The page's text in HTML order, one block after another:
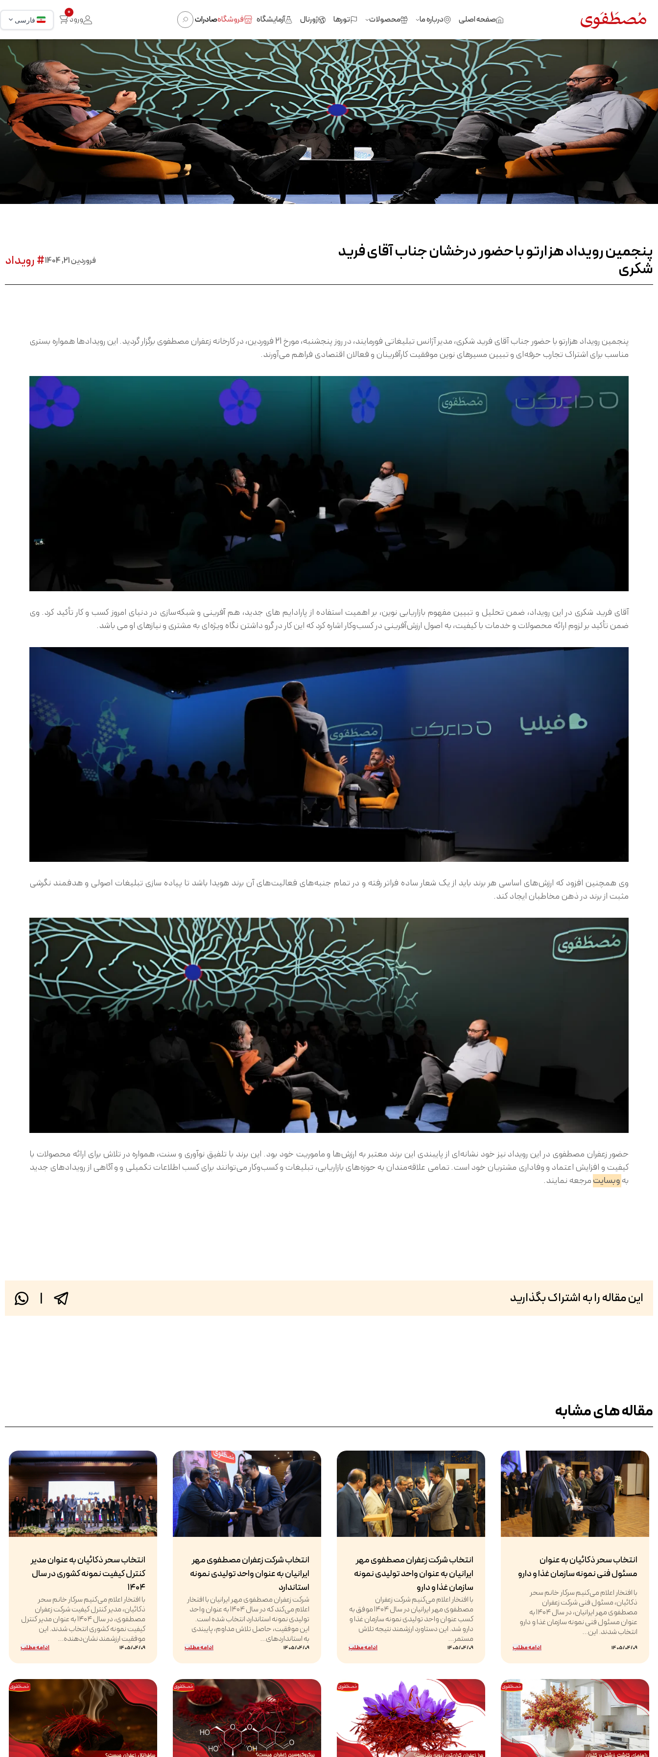
صفحه اصلی درباره ما محصولات تورها ژورنال آزمایشگاه فروشگاهصادرات ورود
0
فارسی
پنجمین رویداد هزارتو با حضور درخشان جناب آقای فرید
شکری
فروردین 21, 1404 # رویداد
پنجمین رویداد هزارتو با حضور جناب آقای فرید شکری، مدیر آژانس تبلیغاتی فورمایند، در روز پنجشنبه، مورخ 21 فروردین، در کارخانه زعفران مصطفوی برگزار گردید. این رویدادها همواره بستری
مناسب برای اشتراک تجارب حرفه‌ای و تبیین مسیرهای نوین موفقیت کارآفرینان و فعالان اقتصادی فراهم می‌آورند.
آقای فرید شکری در این رویداد، ضمن تحلیل و تبیین مفهوم بازاریابی نوین، بر اهمیت استفاده از پارادایم های جدید، هم آفرینی و شبکه‌سازی در دنیای امروز کسب و کار تأکید کرد. وی
ضمن تأکید بر لزوم ارائه محصولات و خدمات با کیفیت، به اصول ارزش‌آفرینی در کسب‌وکار اشاره کرد که این کار در گرو داشتن نگاه ویژه‌ای به مشتری و نیازهای او می باشد.
وی همچنین افزود که ارزش‌های اساسی هر برند باید از یک شعار ساده فراتر رفته و در تمام جنبه‌های فعالیت‌های آن برند هویدا باشد تا پیاده سازی تبلیغات اصولی و هدفمند نگرشی
مثبت از برند در ذهن مخاطبان ایجاد کند.
حضور زعفران مصطفوی در این رویداد نیز خود نشانه‌ای از پایبندی این برند معتبر به ارزش‌ها و ماموریت خود بود. این برند با تلفیق نوآوری و سنت، همواره در تلاش برای ارائه محصولات با
کیفیت و افزایش اعتماد و وفاداری مشتریان خود است. تمامی علاقه‌مندان به حوزه‌های بازاریابی، تبلیغات و کسب‌وکار می‌توانند برای کسب اطلاعات تکمیلی و و آگاهی از رویدادهای جدید
بهوبسایتمرجعه نمایند.
این مقاله را به اشتراک بگذارید |
مقاله های مشابه
انتخاب سحر ذکائیان به عنوان
مسئول فنی نمونه سازمان غذا و دارو
با افتخار اعلام می‌کنیم سرکار خانم سحر
ذکائیان، مسئول فنی شرکت زعفران
مصطفوی مهر ایرانیان، در سال ۱۴۰۴ به
عنوان مسئول فنی نمونه سازمان غذا و دارو
انتخاب شدند. این...
1405/04/09 ادامه مطلب
انتخاب شرکت زعفران مصطفوی مهر
ایرانیان به عنوان واحد تولیدی نمونه
سازمان غذا و دارو
با افتخار اعلام می‌کنیم شرکت زعفران
مصطفوی مهر ایرانیان در سال ۱۴۰۴ موفق به
کسب عنوان واحد تولیدی نمونه سازمان غذا و
دارو شد. این دستاورد ارزشمند نتیجه تلاش
مستمر...
1405/04/09 ادامه مطلب
انتخاب شرکت زعفران مصطفوی مهر
ایرانیان به عنوان واحد تولیدی نمونه
استاندارد
شرکت زعفران مصطفوی مهر ایرانیان با افتخار
اعلام می‌کند که در سال ۱۴۰۴ به عنوان واحد
تولیدی نمونه استاندارد انتخاب شده است.
این موفقیت، حاصل تلاش مداوم، پایبندی
به استانداردهای...
1405/04/09 ادامه مطلب
انتخاب سحر ذکائیان به عنوان مدیر
کنترل کیفیت نمونه کشوری در سال
۱۴۰۴
با افتخار اعلام می‌کنیم سرکار خانم سحر
ذکائیان، مدیر کنترل کیفیت شرکت زعفران
مصطفوی، در سال ۱۴۰۴ به عنوان مدیر کنترل
کیفیت نمونه کشوری انتخاب شدند. این
موفقیت ارزشمند نشان‌دهنده...
1405/04/09 ادامه مطلب